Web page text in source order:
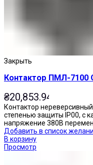
Закрыть
Контактор ПМЛ-7100
₴20,853.94
Контактор
степенью защиты IP00, с
напряжение 380В
Добавить в список
В корзину
Просмотр